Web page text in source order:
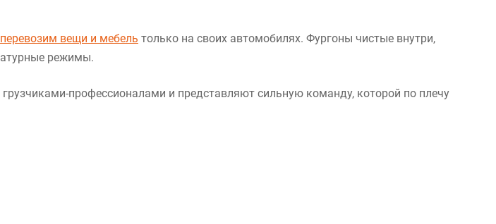
перевозим вещи и мебель только на своих автомобилях. Фургоны чистые внутри,
режимы.
профессионалами и представляют сильную команду, которой по плечу